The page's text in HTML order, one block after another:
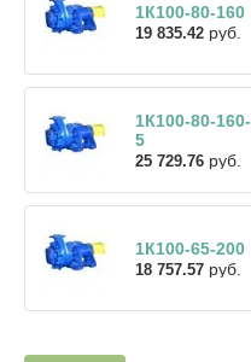
1К100-80-160
19 835.42 руб.
1К100-80-160-
5
25 729.76 руб.
1К100-65-200
18 757.57 руб.